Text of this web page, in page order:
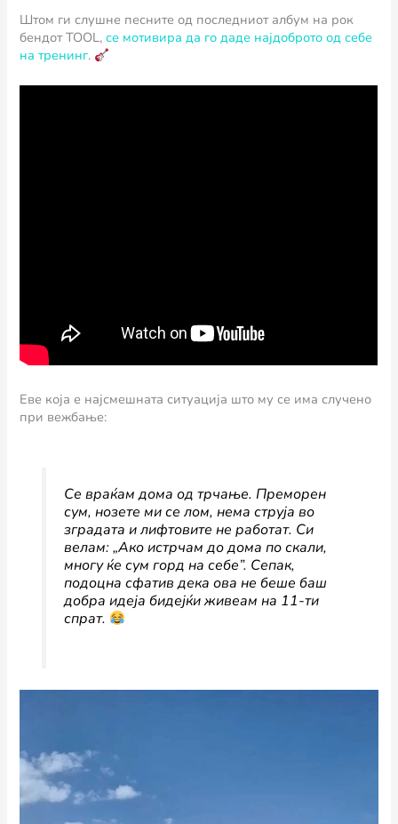
Штом ги слушне песните од последниот албум на рок
бендот TOOL,се мотивира да го даде најдоброто од себе
на тренинг.
Еве која е најсмешната ситуација што му се има случено
при вежбање:
Се враќам дома од трчање. Преморен
сум, нозете ми се лом, нема струја во
зградата и лифтовите не работат. Си
велам: „Aко истрчам до дома по скали,
многу ќе сум горд на себе”. Сепак,
подоцна сфатив дека ова не беше баш
добра идеја бидејќи живеам на 11-ти
спрат.